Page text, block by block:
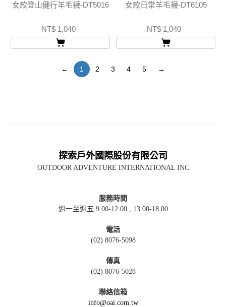
女款登山健行羊毛襪-DT5016
NT$ 1,040
女款日常羊毛襪-DT6105
NT$ 1,040
← 1 2 3 4 5 →
探索戶外國際股份有限公司
OUTDOOR ADVENTURE INTERNATIONAL INC
服務時間
週一至週五 9:00-12:00 , 13:00-18:00
電話
(02) 8076-5098
傳真
(02) 8076-5028
聯絡信箱
info@oai.com.tw